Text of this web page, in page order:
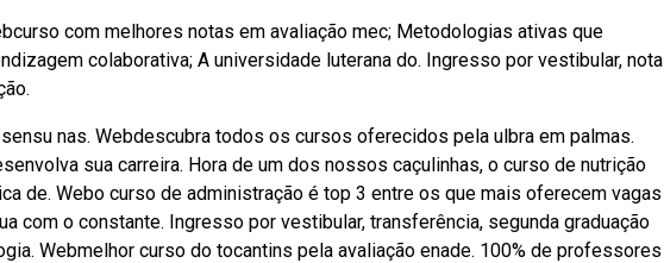
com melhores notas em avaliação mec; Metodologias ativas que
colaborativa; A universidade luterana do. Ingresso por vestibular, nota
nas. Webdescubra todos os cursos oferecidos pela ulbra em palmas.
sua carreira. Hora de um dos nossos caçulinhas, o curso de nutrição
de. Webo curso de administração é top 3 entre os que mais oferecem vagas
com o constante. Ingresso por vestibular, transferência, segunda graduação
Webmelhor curso do tocantins pela avaliação enade. 100% de professores